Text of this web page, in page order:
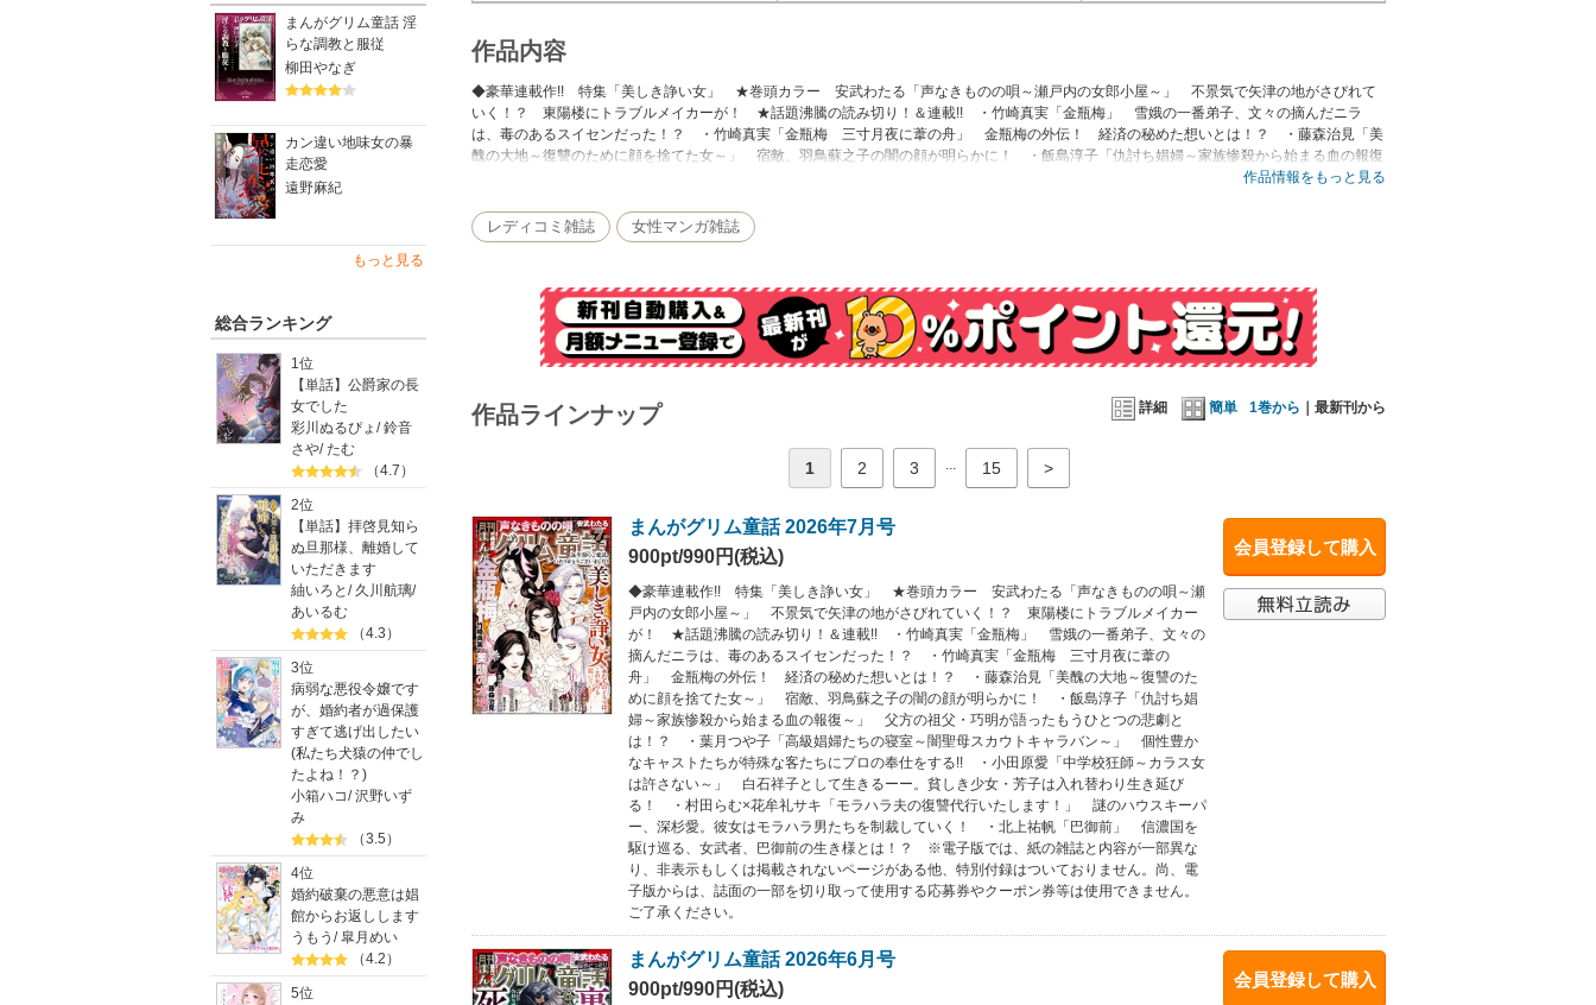
まんがグリム童話 淫
らな調教と服従
柳田やなぎ
カン違い地味女の暴
走恋愛
遠野麻紀
もっと見る
総合ランキング
1位
【単話】公爵家の長
女でした
彩川ぬるぴょ /鈴音
さや/たむ
（4.7）
2位
【単話】拝啓見知ら
ぬ旦那様、離婚して
いただきます
紬いろと / 久川航璃/
あいるむ
（4.3）
3位
病弱な悪役令嬢です
が、婚約者が過保護
すぎて逃げ出したい
(私たち犬猿の仲でし
たよね！？)
小箱ハコ/沢野いず
み
（3.5）
4位
婚約破棄の悪意は娼
館からお返しします
うもう /皐月めい
（4.2）
5位
作品内容
◆豪華連載作!! 特集「美しき諍い女」 ★巻頭カラー 安武わたる「声なきものの唄～瀬戸内の女郎小屋～」 不景気で矢津の地がさびれて
いく！？ 東陽楼にトラブルメイカーが！ ★話題沸騰の読み切り！＆連載!! ・竹崎真実「金瓶梅」 雪娥の一番弟子、文々の摘んだニラ
は、毒のあるスイセンだった！？ ・竹崎真実「金瓶梅 三寸月夜に葦の舟」 金瓶梅の外伝！ 経済の秘めた想いとは！？ ・藤森治見「美
醜の大地～復讐のために顔を捨てた女～」 宿敵、羽鳥蘇之子の闇の顔が明らかに！ ・飯島淳子「仇討ち娼婦～家族惨殺から始まる血の報復
～」 父方の祖父・巧明が語ったもうひとつの悲劇とは！？ ・葉月つや子「高級娼婦たちの寝室～闇聖母スカウトキャラバン～」 個性豊か
き少女・芳子は入れ替わり生き延びる！ ・村田らむ×花牟礼サキ「モラハラ夫の復讐代行いたします！」 謎のハウスキーパー、深杉愛。彼
女はモラハラ男たちを制裁していく！ ・北上祐帆「巴御前」 信濃国を駆け巡る、女武者、巴御前の生き様とは！？ ※電子版では、紙の雑
って使用する応募券やクーポン券等は使用できません。ご了承ください。
作品情報をもっと見る
レディコミ雑誌 女性マンガ雑誌
詳細 簡単 1巻から ｜最新刊から
作品ラインナップ
1 2 3 ... 15 >
会員登録して購入
まんがグリム童話 2026年7月号
900pt/990円(税込)
◆豪華連載作!! 特集「美しき諍い女」 ★巻頭カラー 安武わたる「声なきものの唄～瀬
戸内の女郎小屋～」 不景気で矢津の地がさびれていく！？ 東陽楼にトラブルメイカー
が！ ★話題沸騰の読み切り！＆連載!! ・竹崎真実「金瓶梅」 雪娥の一番弟子、文々の
摘んだニラは、毒のあるスイセンだった！？ ・竹崎真実「金瓶梅 三寸月夜に葦の
舟」 金瓶梅の外伝！ 経済の秘めた想いとは！？ ・藤森治見「美醜の大地～復讐のた
めに顔を捨てた女～」 宿敵、羽鳥蘇之子の闇の顔が明らかに！ ・飯島淳子「仇討ち娼
婦～家族惨殺から始まる血の報復～」 父方の祖父・巧明が語ったもうひとつの悲劇と
は！？ ・葉月つや子「高級娼婦たちの寝室～闇聖母スカウトキャラバン～」 個性豊か
なキャストたちが特殊な客たちにプロの奉仕をする!! ・小田原愛「中学校狂師～カラス女
は許さない～」 白石祥子として生きるーー。貧しき少女・芳子は入れ替わり生き延び
る！ ・村田らむ×花牟礼サキ「モラハラ夫の復讐代行いたします！」 謎のハウスキーパ
ー、深杉愛。彼女はモラハラ男たちを制裁していく！ ・北上祐帆「巴御前」 信濃国を
駆け巡る、女武者、巴御前の生き様とは！？ ※電子版では、紙の雑誌と内容が一部異な
り、非表示もしくは掲載されないページがある他、特別付録はついておりません。尚、電
子版からは、誌面の一部を切り取って使用する応募券やクーポン券等は使用できません。
ご了承ください。
会員登録して購入
まんがグリム童話 2026年6月号
900pt/990円(税込)